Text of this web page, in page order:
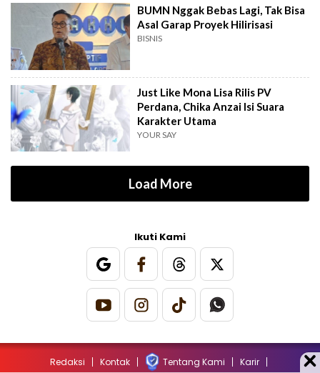
BUMN Nggak Bebas Lagi, Tak Bisa
Asal Garap Proyek Hilirisasi
BISNIS
Just Like Mona Lisa Rilis PV
Perdana, Chika Anzai Isi Suara
Karakter Utama
YOUR SAY
Load More
Ikuti Kami
Redaksi Kontak Tentang Kami Karir